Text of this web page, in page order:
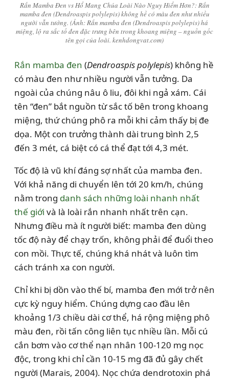
Rắn Mamba Đen vs Hổ Mang Chúa Loài Nào Nguy Hiểm Hơn?: Rắn
mamba đen (Dendroaspis polylepis) không hề có màu đen như nhiều
người vẫn tưởng. (Ảnh: Rắn mamba đen (Dendroaspis polylepis) há
miệng, lộ ra sắc tố đen đặc trưng bên trong khoang miệng – nguồn gốc
tên gọi của loài. kenhdongvat.com)
Rắn mamba đen (Dendroaspis polylepis) không hề
có màu đen như nhiều người vẫn tưởng. Da
ngoài của chúng nâu ô liu, đôi khi ngả xám. Cái
tên “đen” bắt nguồn từ sắc tố bên trong khoang
miệng, thứ chúng phô ra mỗi khi cảm thấy bị đe
dọa. Một con trưởng thành dài trung bình 2,5
đến 3 mét, cá biệt có cá thể đạt tới 4,3 mét.
Tốc độ là vũ khí đáng sợ nhất của mamba đen.
Với khả năng di chuyển lên tới 20 km/h, chúng
nằm trong danh sách những loài nhanh nhất
thế giới và là loài rắn nhanh nhất trên cạn.
Nhưng điều mà ít người biết: mamba đen dùng
tốc độ này để chạy trốn, không phải để đuổi theo
con mồi. Thực tế, chúng khá nhát và luôn tìm
cách tránh xa con người.
Chỉ khi bị dồn vào thế bí, mamba đen mới trở nên
cực kỳ nguy hiểm. Chúng dựng cao đầu lên
khoảng 1/3 chiều dài cơ thể, há rộng miệng phô
màu đen, rồi tấn công liên tục nhiều lần. Mỗi cú
cắn bơm vào cơ thể nạn nhân 100-120 mg nọc
độc, trong khi chỉ cần 10-15 mg đã đủ gây chết
người (Marais, 2004). Nọc chứa dendrotoxin phá